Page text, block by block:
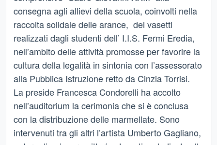
consegna agli allievi della scuola, coinvolti nella
raccolta solidale delle arance, dei vasetti
realizzati dagli studenti dell’ I.I.S. Fermi Eredia,
nell’ambito delle attività promosse per favorire la
cultura della legalità in sintonia con l’assessorato
alla Pubblica Istruzione retto da Cinzia Torrisi.
La preside Francesca Condorelli ha accolto
nell’auditorium la cerimonia che si è conclusa
con la distribuzione delle marmellate. Sono
intervenuti tra gli altri l’artista Umberto Gagliano,